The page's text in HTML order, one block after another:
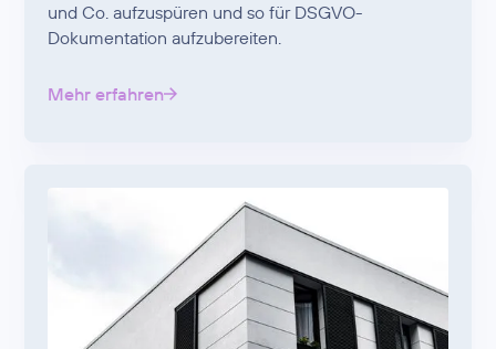
und Co. aufzuspüren und so für DSGVO-
Dokumentation aufzubereiten.
Mehr erfahren